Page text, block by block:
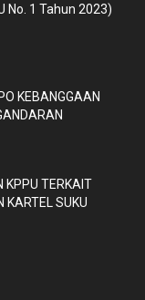
No. 1 Tahun 2023)
KEBANGGAAN
KPPU TERKAIT
KARTEL SUKU